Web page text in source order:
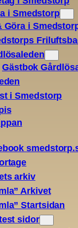
i Smedstorp
Göra i
Gästbok
i Smedstorp
arkiv
Arkivet
Startsidan
sidor